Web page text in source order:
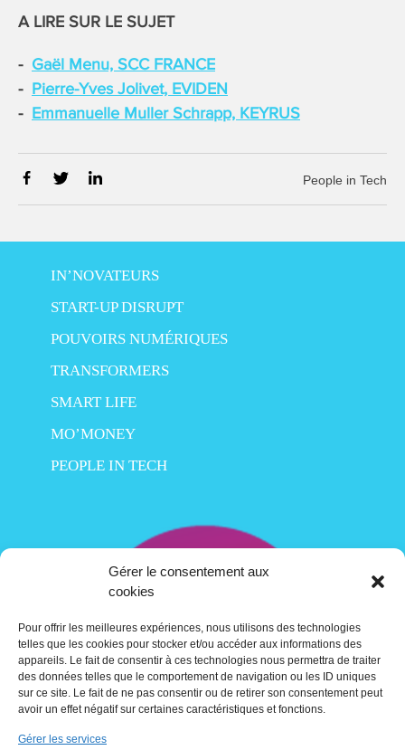
Gérer le consentement aux
cookies
Pour offrir les meilleures expériences, nous utilisons des technologies
telles que les cookies pour stocker et/ou accéder aux informations des
appareils. Le fait de consentir à ces technologies nous permettra de traiter
des données telles que le comportement de navigation ou les ID uniques
sur ce site. Le fait de ne pas consentir ou de retirer son consentement peut
avoir un effet négatif sur certaines caractéristiques et fonctions.
Gérer les services
A LIRE SUR LE SUJET
Gaël Menu, SCC FRANCE
Pierre-Yves Jolivet, EVIDEN
Emmanuelle Muller Schrapp, KEYRUS
People in Tech
IN’NOVATEURS
START-UP DISRUPT
POUVOIRS NUMÉRIQUES
TRANSFORMERS
SMART LIFE
MO’MONEY
PEOPLE IN TECH